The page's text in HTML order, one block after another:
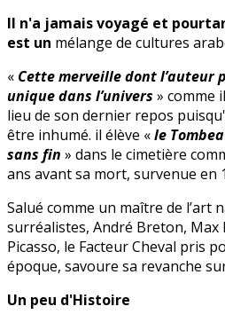
Il n'a jamais voyagé et
est un mélange de cultures
« Cette merveille dont l’auteur
unique dans l’univers » comme
lieu de son dernier repos
être inhumé. il élève «le
sans fin » dans le cimetière
ans avant sa mort, survenue en
Salué comme un maître de l’art
surréalistes, André Breton, Max
Picasso, le Facteur Cheval pris
époque, savoure sa revanche
Un peu d'Histoire